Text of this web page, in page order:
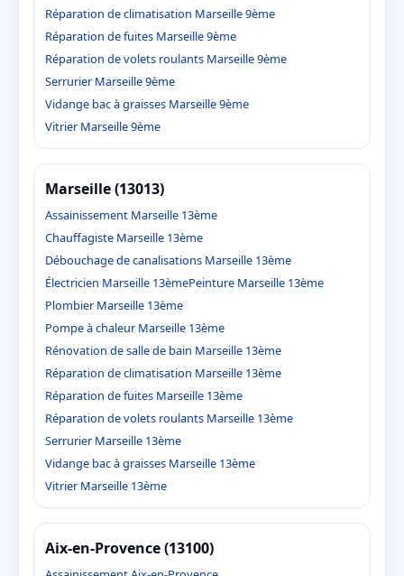
Réparation de climatisation Marseille 9ème
Réparation de fuites Marseille 9ème
Réparation de volets roulants Marseille 9ème
Serrurier Marseille 9ème
Vidange bac à graisses Marseille 9ème
Vitrier Marseille 9ème
Marseille (13013)
Assainissement Marseille 13ème
Chauffagiste Marseille 13ème
Débouchage de canalisations Marseille 13ème
Électricien Marseille 13èmePeinture Marseille 13ème
Plombier Marseille 13ème
Pompe à chaleur Marseille 13ème
Rénovation de salle de bain Marseille 13ème
Réparation de climatisation Marseille 13ème
Réparation de fuites Marseille 13ème
Réparation de volets roulants Marseille 13ème
Serrurier Marseille 13ème
Vidange bac à graisses Marseille 13ème
Vitrier Marseille 13ème
Aix-en-Provence (13100)